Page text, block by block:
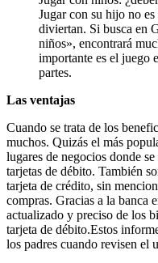
Jugar con su hijo no es
diviertan. Si busca en
niños», encontrará
importante es el juego
partes.
Las ventajas
Cuando se trata de los
muchos. Quizás el más
lugares de negocios donde
tarjetas de débito. También
tarjeta de crédito, sin
compras. Gracias a la banca
actualizado y preciso de los
tarjeta de débito.Estos
los padres cuando revisen el